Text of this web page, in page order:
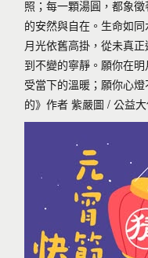
照；每一顆湯圓，都象
的安然與自在。生命如
月光依舊高掛，從未真
到不變的寧靜。願你在
受當下的溫暖；願你心
的》作者 紫嚴圖 / 公益